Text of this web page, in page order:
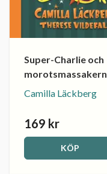
Super-Charlie och
morotsmassakern
Camilla Läckberg
169 kr
KÖP